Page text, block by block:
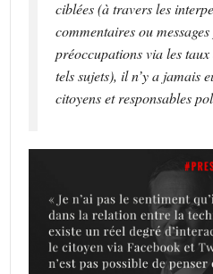
ciblées (à travers les
commentaires ou
préoccupations via les
tels sujets), il n’y a jamais
citoyens et responsables